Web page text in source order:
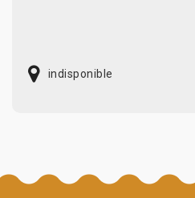
indisponible